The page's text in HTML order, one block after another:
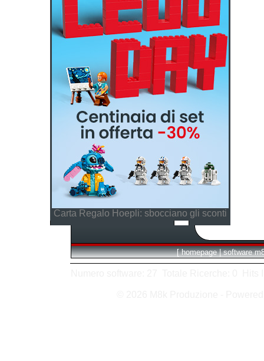
Carta Regalo Hoepli: sbocciano gli sconti
[ homepage | software